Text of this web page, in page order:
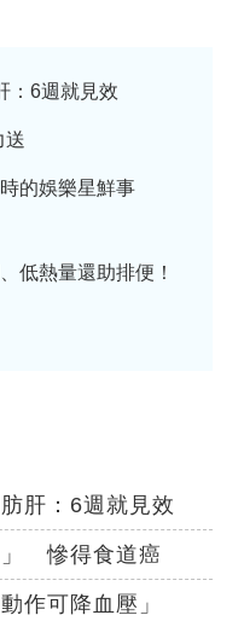
：6週就見效
送
的娛樂星鮮事
低熱量還助排便！
肝：6週就見效
」 慘得食道癌
作可降血壓」